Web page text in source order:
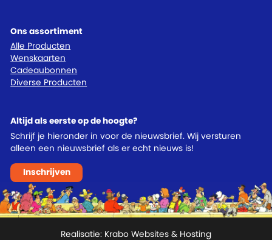
Ons assortiment
Alle Producten
Wenskaarten
Cadeaubonnen
Diverse Producten
Altijd als eerste op de hoogte?
Schrijf je hieronder in voor de nieuwsbrief. Wij versturen
alleen een nieuwsbrief als er echt nieuws is!
Inschrijven
Realisatie: Krabo Websites & Hosting